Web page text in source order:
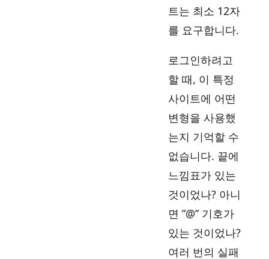
트는 최소 12자
를 요구합니다.
로그인하려고
할 때, 이 특정
사이트에 어떤
변형을 사용했
는지 기억할 수
없습니다. 끝에
느낌표가 있는
것이었나? 아니
면 ”@” 기호가
있는 것이었나?
여러 번의 실패